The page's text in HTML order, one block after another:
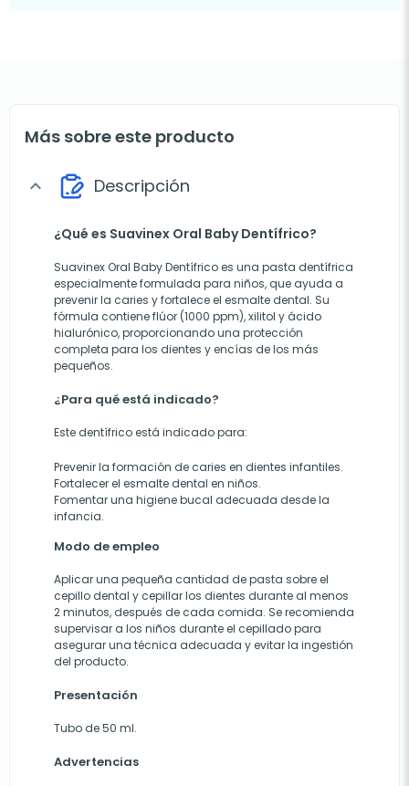
Más sobre este producto
expand_more Descripción
¿Qué es Suavinex Oral Baby Dentífrico?
Suavinex Oral Baby Dentífrico es una pasta dentífrica
especialmente formulada para niños, que ayuda a
prevenir la caries y fortalece el esmalte dental. Su
fórmula contiene flúor (1000 ppm), xilitol y ácido
hialurónico, proporcionando una protección
completa para los dientes y encías de los más
pequeños.
¿Para qué está indicado?
Este dentífrico está indicado para:
Prevenir la formación de caries en dientes infantiles.
Fortalecer el esmalte dental en niños.
Fomentar una higiene bucal adecuada desde la
infancia.
Modo de empleo
Aplicar una pequeña cantidad de pasta sobre el
cepillo dental y cepillar los dientes durante al menos
2 minutos, después de cada comida. Se recomienda
supervisar a los niños durante el cepillado para
asegurar una técnica adecuada y evitar la ingestión
del producto.
Presentación
Tubo de 50 ml.
Advertencias